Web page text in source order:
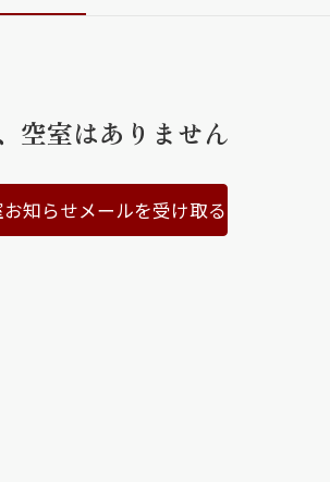
サポート
空室はありません
知らせメールを受け取る